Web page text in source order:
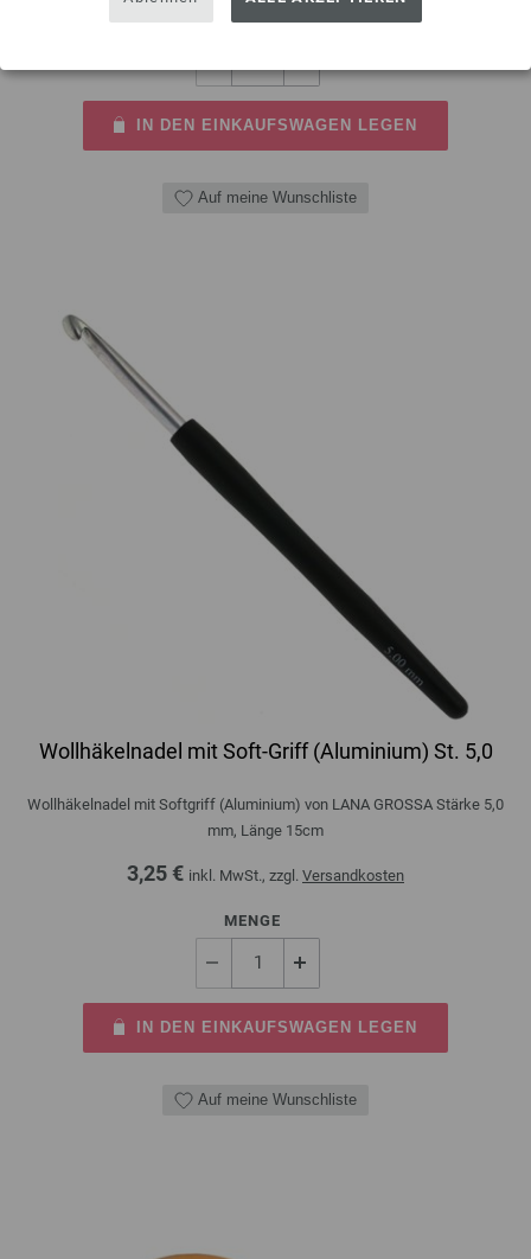
MENGE
IN DEN EINKAUFSWAGEN LEGEN
Auf meine Wunschliste
Wollhäkelnadel mit Soft-Griff (Aluminium) St. 5,0
Wollhäkelnadel mit Softgriff (Aluminium) von LANA GROSSA Stärke 5,0
mm, Länge 15cm
3,25 € inkl. MwSt., zzgl. Versandkosten
MENGE
IN DEN EINKAUFSWAGEN LEGEN
Auf meine Wunschliste